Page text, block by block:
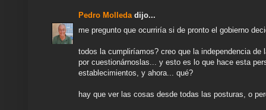
Pedro Molledadijo...
me pregunto que ocurriría si de pronto el gobierno
todos la cumpliríamos? creo que la independencia
por cuestionárnoslas... y esto es lo que hace esta
establecimientos, y ahora... qué?
hay que ver las cosas desde todas las posturas, o